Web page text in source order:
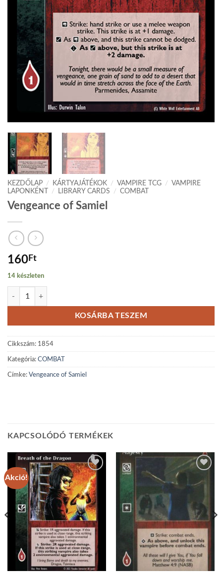
KEZDŐLAP / KÁRTYAJÁTÉKOK / VAMPIRE TCG /
VAMPIRE
LAPONKÉNT
/ LIBRARY CARDS / COMBAT
Vengeance of Samiel
160Ft
14 készleten
Vengeance of Samiel mennyiség
KOSÁRBA TESZEM
Cikkszám: 1854
Kategória: COMBAT
Címke: Vengeance of Samiel
KAPCSOLÓDÓ TERMÉKEK
Akció!
Add to
wishlist
wishlist